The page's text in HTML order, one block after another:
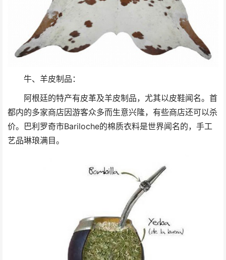
牛、羊皮制品：
阿根廷的特产有皮革及羊皮制品，尤其以皮鞋闻名。首
都内的多家商店因游客众多而生意兴隆，有些商店还可以杀
价。巴利罗奇市Bariloche的棉质衣料是世界闻名的，手工
艺品琳琅满目。